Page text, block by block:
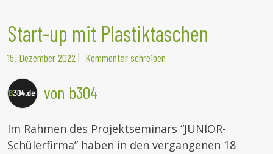
Start-up mit Plastiktaschen
15. Dezember 2022 | Kommentar schreiben
von b304
Im Rahmen des Projektseminars “JUNIOR-
Schülerfirma” haben in den vergangenen 18